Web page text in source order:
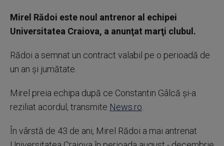
Mirel Rădoi este noul antrenor al echipei
Universitatea Craiova, a anunţat marţi clubul.
Rădoi a semnat un contract valabil pe o perioadă de
un an şi jumătate.
Mirel preia echipa după ce Constantin Gâlcă şi-a
reziliat acordul, transmite News.ro
În vârstă de 43 de ani, Mirel Rădoi a mai antrenat